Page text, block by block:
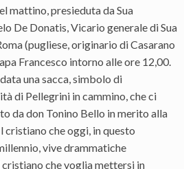
mattino, presieduta da Sua
De Donatis, Vicario generale di Sua
(pugliese, originario di Casarano
Francesco intorno alle ore 12,00.
una sacca, simbolo di
di Pellegrini in cammino, che ci
da don Tonino Bello in merito alla
cristiano che oggi, in questo
vive drammatiche
che voglia mettersi in